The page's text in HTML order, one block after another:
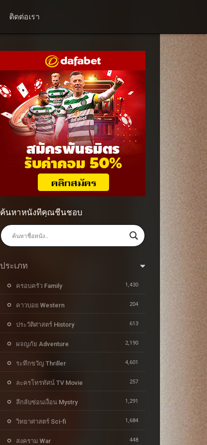
ติดต่อเรา
ค้นหาหนังที่คุณชื่นชอบ
ประเภท
ครอบครัว Family 1,430
คาวบอย Western 204
ประวัติศาสตร์ History 613
ผจญภัย Adventure 2,190
ระทึกขวัญ Thriller 4,601
ละครโทรทัศน์ TV Movie 257
ลึกลับซ่อนเงื่อน Mystry 1,291
วิทยาศาสตร์ Sci-fi 1,684
สงคราม War 448